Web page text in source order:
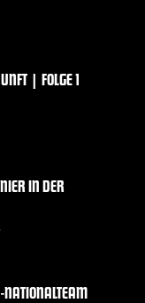
| FOLGE 1
IN DER
NATIONALTEAM